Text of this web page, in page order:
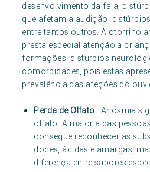
desenvolvimento da fala,
que afetam a audição,
entre tantos outros. A
presta especial atenção a
formações, distúrbios
comorbidades, pois estas
prevalência das afeções do
Perda de Olfato : Anosmia
olfato. A maioria das
consegue reconhecer as
doces, ácidas e amargas,
diferença entre sabores